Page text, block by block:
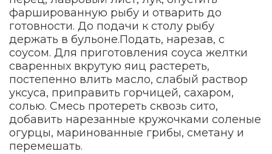
фаршированную рыбу и отварить до
готовности. До подачи к столу рыбу
держать в бульоне.Подать, нарезав, с
соусом. Для приготовления соуса желтки
сваренных вкрутую яиц растереть,
постепенно влить масло, слабый раствор
уксуса, приправить горчицей, сахаром,
солью. Смесь протереть сквозь сито,
добавить нарезанные кружочками соленые
огурцы, маринованные грибы, сметану и
перемешать.